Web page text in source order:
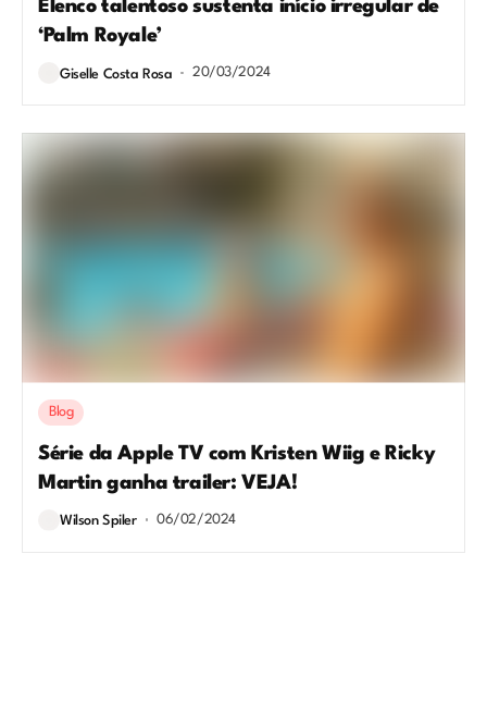
Elenco talentoso sustenta início irregular de
‘Palm Royale’
Giselle Costa Rosa 20/03/2024
Blog
Série da Apple TV com Kristen Wiig e Ricky
Martin ganha trailer: VEJA!
Wilson Spiler 06/02/2024